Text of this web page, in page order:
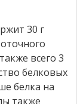
30 г
всего 3
белковых
белка на
также